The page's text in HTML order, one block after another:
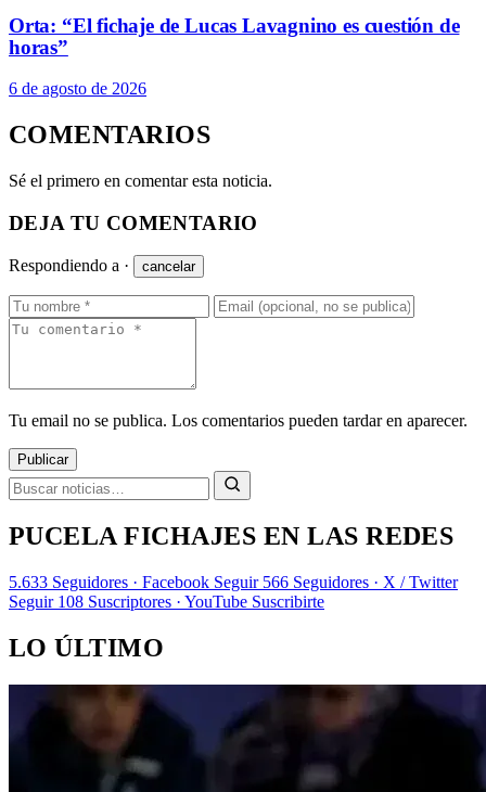
Orta: “El fichaje de Lucas Lavagnino es cuestión de
horas”
6 de agosto de 2026
COMENTARIOS
Sé el primero en comentar esta noticia.
DEJA TU COMENTARIO
Respondiendo a · cancelar
Tu email no se publica. Los comentarios pueden tardar en aparecer.
Publicar
PUCELA FICHAJES EN LAS REDES
5.633 Seguidores · Facebook Seguir 566 Seguidores · X / Twitter
Seguir 108 Suscriptores · YouTube Suscribirte
LO ÚLTIMO